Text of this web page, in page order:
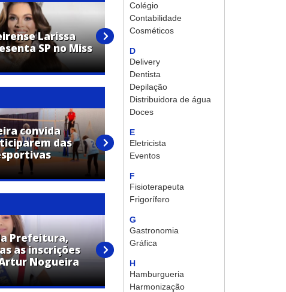
Colégio
Contabilidade
Cosméticos
D
Delivery
Dentista
Depilação
Distribuidora de água
Doces
E
Eletricista
Eventos
F
Fisioterapeuta
Frigorífero
G
Gastronomia
Gráfica
H
Hamburgueria
Harmonização
Larissa
SP no Miss
Grupo de Artur Nogueira
conquista 12 premiações em
festival de dança
convida
das
For You Run 2026 une esporte,
bem-estar e estilo de vida em
Prefeitura,
as inscrições
Nogueira
Confira a programação da
Festa em Louvor a São
Vicente de Paula